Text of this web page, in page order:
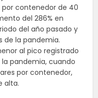
por contenedor de 40
del 286% en
del año pasado y
de la pandemia.
al pico registrado
pandemia, cuando
por contenedor,
alta.